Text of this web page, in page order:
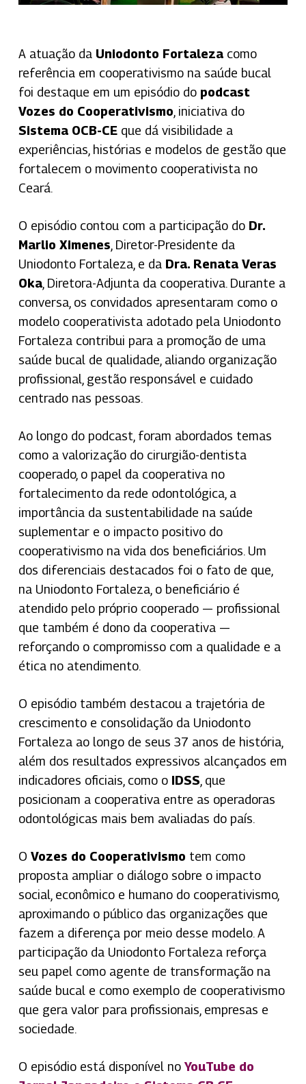
A atuação da Uniodonto Fortalezacomo
referência em cooperativismo na saúde bucal
foi destaque em um episódio do podcast
Vozes do Cooperativismo , iniciativa do
Sistema OCB-CEque dá visibilidade a
experiências, histórias e modelos de gestão que
fortalecem o movimento cooperativista no
Ceará.
O episódio contou com a participação do Dr.
Marlio Ximenes , Diretor-Presidente da
Uniodonto Fortaleza, e da Dra. Renata Veras
Oka, Diretora-Adjunta da cooperativa. Durante a
conversa, os convidados apresentaram como o
modelo cooperativista adotado pela Uniodonto
Fortaleza contribui para a promoção de uma
saúde bucal de qualidade, aliando organização
profissional, gestão responsável e cuidado
centrado nas pessoas.
Ao longo do podcast, foram abordados temas
como a valorização do cirurgião-dentista
cooperado, o papel da cooperativa no
fortalecimento da rede odontológica, a
importância da sustentabilidade na saúde
suplementar e o impacto positivo do
cooperativismo na vida dos beneficiários. Um
dos diferenciais destacados foi o fato de que,
na Uniodonto Fortaleza, o beneficiário é
atendido pelo próprio cooperado — profissional
que também é dono da cooperativa —
reforçando o compromisso com a qualidade e a
ética no atendimento.
O episódio também destacou a trajetória de
crescimento e consolidação da Uniodonto
Fortaleza ao longo de seus 37 anos de história,
além dos resultados expressivos alcançados em
indicadores oficiais, como o IDSS , que
posicionam a cooperativa entre as operadoras
odontológicas mais bem avaliadas do país.
O Vozes do Cooperativismo tem como
proposta ampliar o diálogo sobre o impacto
social, econômico e humano do cooperativismo,
aproximando o público das organizações que
fazem a diferença por meio desse modelo. A
participação da Uniodonto Fortaleza reforça
seu papel como agente de transformação na
saúde bucal e como exemplo de cooperativismo
que gera valor para profissionais, empresas e
sociedade.
O episódio está disponível noYouTube do